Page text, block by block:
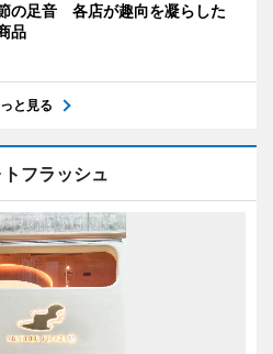
の足音 各店が趣向を凝らした
品
と見る
フラッシュ